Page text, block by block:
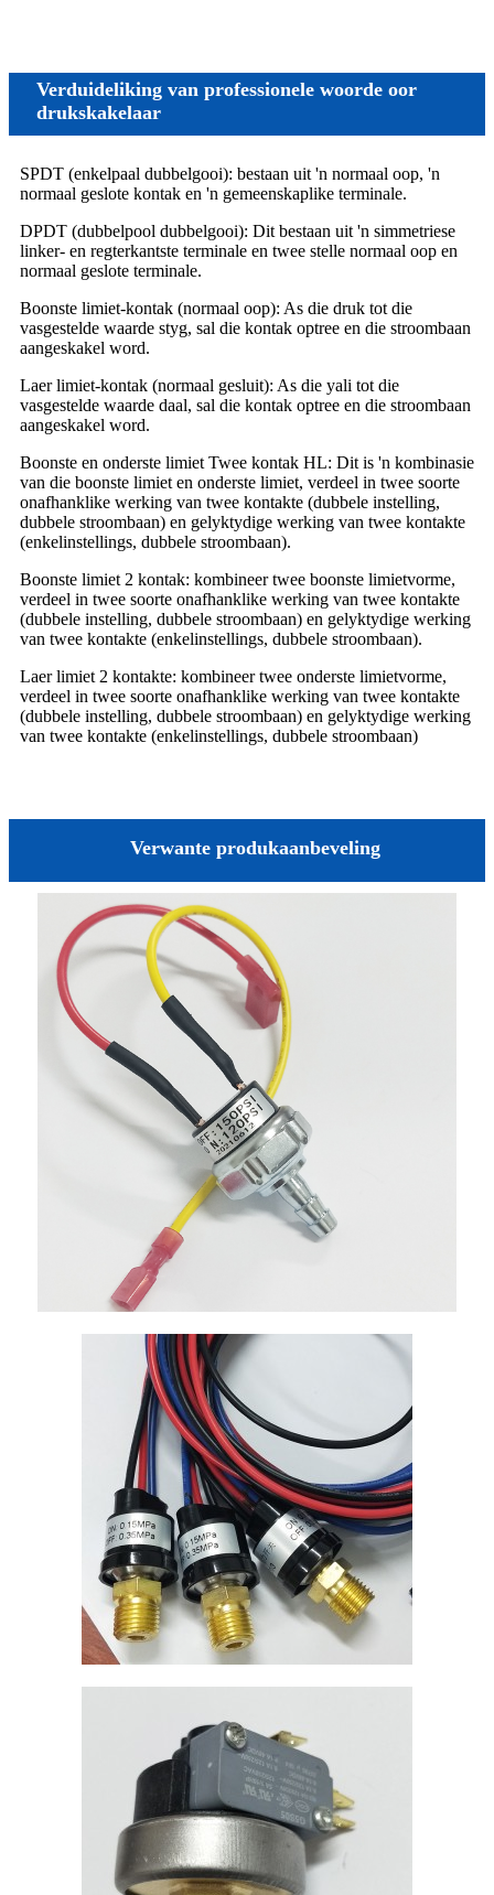
Verduideliking van professionele woorde oor
drukskakelaar
SPDT (enkelpaal dubbelgooi): bestaan ​​uit 'n normaal oop, 'n
normaal geslote kontak en 'n gemeenskaplike terminale.
DPDT (dubbelpool dubbelgooi): Dit bestaan ​​uit 'n simmetriese
linker- en regterkantste terminale en twee stelle normaal oop en
normaal geslote terminale.
Boonste limiet-kontak (normaal oop): As die druk tot die
vasgestelde waarde styg, sal die kontak optree en die stroombaan
aangeskakel word.
Laer limiet-kontak (normaal gesluit): As die yali tot die
vasgestelde waarde daal, sal die kontak optree en die stroombaan
aangeskakel word.
Boonste en onderste limiet Twee kontak HL: Dit is 'n kombinasie
van die boonste limiet en onderste limiet, verdeel in twee soorte
onafhanklike werking van twee kontakte (dubbele instelling,
dubbele stroombaan) en gelyktydige werking van twee kontakte
(enkelinstellings, dubbele stroombaan).
Boonste limiet 2 kontak: kombineer twee boonste limietvorme,
verdeel in twee soorte onafhanklike werking van twee kontakte
(dubbele instelling, dubbele stroombaan) en gelyktydige werking
van twee kontakte (enkelinstellings, dubbele stroombaan).
Laer limiet 2 kontakte: kombineer twee onderste limietvorme,
verdeel in twee soorte onafhanklike werking van twee kontakte
(dubbele instelling, dubbele stroombaan) en gelyktydige werking
van twee kontakte (enkelinstellings, dubbele stroombaan)
Verwante produkaanbeveling